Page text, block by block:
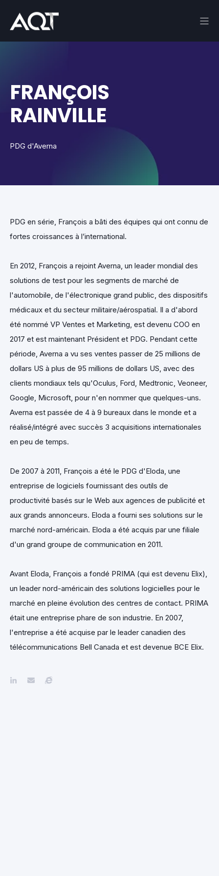
FRANÇOIS
RAINVILLE
PDG d'Averna
PDG en série, François a bâti des équipes qui ont connu de
fortes croissances à l’international.
En 2012, François a rejoint Averna, un leader mondial des
solutions de test pour les segments de marché de
l'automobile, de l'électronique grand public, des dispositifs
médicaux et du secteur militaire/aérospatial. Il a d'abord
été nommé VP Ventes et Marketing, est devenu COO en
2017 et est maintenant Président et PDG. Pendant cette
période, Averna a vu ses ventes passer de 25 millions de
dollars US à plus de 95 millions de dollars US, avec des
clients mondiaux tels qu'Oculus, Ford, Medtronic, Veoneer,
Google, Microsoft, pour n'en nommer que quelques-uns.
Averna est passée de 4 à 9 bureaux dans le monde et a
réalisé/intégré avec succès 3 acquisitions internationales
en peu de temps.
De 2007 à 2011, François a été le PDG d'Eloda, une
entreprise de logiciels fournissant des outils de
productivité basés sur le Web aux agences de publicité et
aux grands annonceurs. Eloda a fourni ses solutions sur le
marché nord-américain. Eloda a été acquis par une filiale
d'un grand groupe de communication en 2011.
Avant Eloda, François a fondé PRIMA (qui est devenu Elix),
un leader nord-américain des solutions logicielles pour le
marché en pleine évolution des centres de contact. PRIMA
était une entreprise phare de son industrie. En 2007,
l'entreprise a été acquise par le leader canadien des
télécommunications Bell Canada et est devenue BCE Elix.